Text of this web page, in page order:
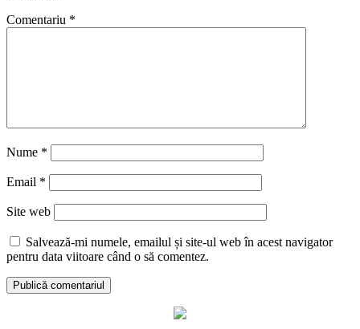
Comentariu *
Nume *
Email *
Site web
Salvează-mi numele, emailul și site-ul web în acest navigator
pentru data viitoare când o să comentez.